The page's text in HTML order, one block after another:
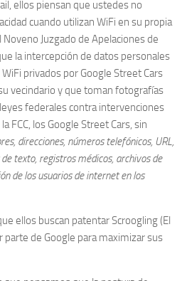
ellos piensan que ustedes no
cuando utilizan WiFi en su propia
Noveno Juzgado de Apelaciones de
la intercepción de datos personales
privados por Google Street Cars
vecindario y que toman fotografías
federales contra intervenciones
FCC, los Google Street Cars, sin
direcciones, números telefónicos, URL,
texto, registros médicos, archivos de
de los usuarios de internet en los
ellos buscan patentar Scroogling (El
parte de Google para maximizar sus